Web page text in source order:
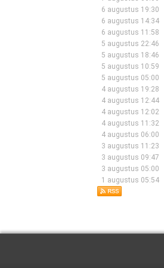
6 augustus 19:30
6 augustus 14:34
6 augustus 11:58
5 augustus 22:46
5 augustus 18:46
5 augustus 10:59
5 augustus 05:00
4 augustus 19:28
4 augustus 12:44
4 augustus 12:02
4 augustus 11:32
4 augustus 06:00
3 augustus 11:23
3 augustus 09:47
3 augustus 05:00
1 augustus 05:54